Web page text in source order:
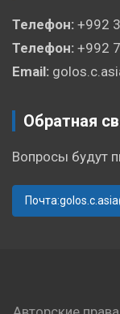
Телефон: +992
Телефон: +992
Email:
Обратная
Вопросы будут